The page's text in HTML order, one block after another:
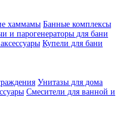
хаммамы Банные комплексы
и парогенераторы для бани
Купели для бани
Унитазы для дома
Смесители для ванной и